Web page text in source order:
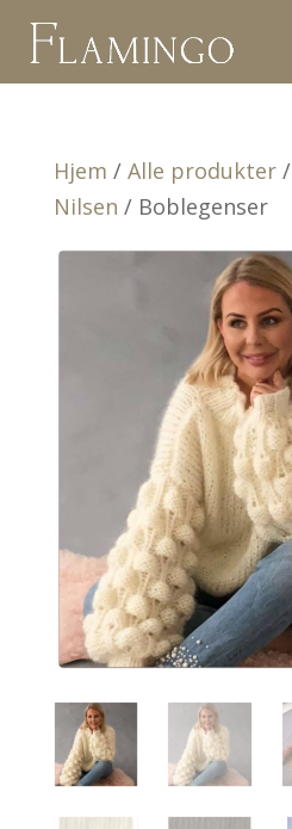
Hjem / Alle produkter/
Nilsen / Boblegenser